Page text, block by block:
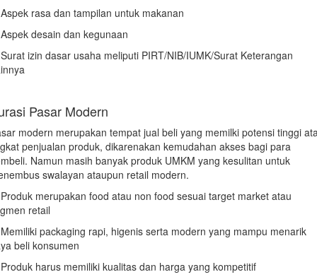
rasa dan tampilan untuk makanan
desain dan kegunaan
izin dasar usaha meliputi PIRT/NIB/IUMK/Surat Keterangan
Pasar Modern
modern merupakan tempat jual beli yang memilki potensi tinggi
penjualan produk, dikarenakan kemudahan akses bagi para
Namun masih banyak produk UMKM yang kesulitan untuk
swalayan ataupun retail modern.
merupakan food atau non food sesuai target market atau
retail
packaging rapi, higenis serta modern yang mampu menarik
beli konsumen
harus memiliki kualitas dan harga yang kompetitif